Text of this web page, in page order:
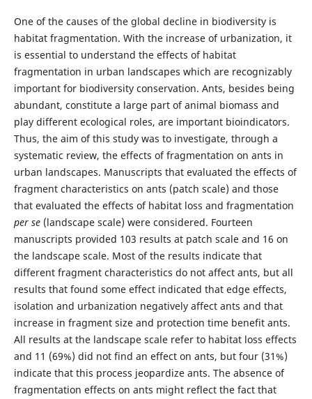
One of the causes of the global decline in biodiversity is
habitat fragmentation. With the increase of urbanization, it
is essential to understand the effects of habitat
fragmentation in urban landscapes which are recognizably
important for biodiversity conservation. Ants, besides being
abundant, constitute a large part of animal biomass and
play different ecological roles, are important bioindicators.
Thus, the aim of this study was to investigate, through a
systematic review, the effects of fragmentation on ants in
urban landscapes. Manuscripts that evaluated the effects of
fragment characteristics on ants (patch scale) and those
that evaluated the effects of habitat loss and fragmentation
per se(landscape scale) were considered. Fourteen
manuscripts provided 103 results at patch scale and 16 on
the landscape scale. Most of the results indicate that
different fragment characteristics do not affect ants, but all
results that found some effect indicated that edge effects,
isolation and urbanization negatively affect ants and that
increase in fragment size and protection time benefit ants.
All results at the landscape scale refer to habitat loss effects
and 11 (69%) did not find an effect on ants, but four (31%)
indicate that this process jeopardize ants. The absence of
fragmentation effects on ants might reflect the fact that